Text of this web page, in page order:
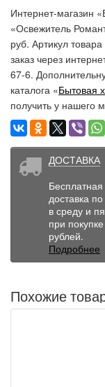
Интернет-магазин
«Освежитель
руб. Артикул
заказ через
67-6.
каталога «Бытовая
получить у нашего
ДОСТАВКА
Бесплатная
доставка
в среду и
при
рублей.
Подробнее
Похожие